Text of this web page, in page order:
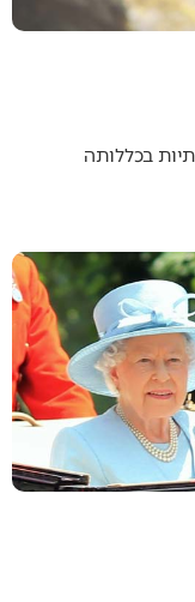
בכללותה